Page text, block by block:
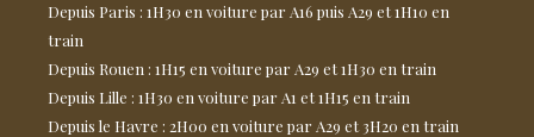
Depuis Paris : 1H30 en voiture par A16 puis A29 et 1H10 en
train
Depuis Rouen : 1H15 en voiture par A29 et 1H30 en train
Depuis Lille : 1H30 en voiture par A1 et 1H15 en train
Depuis le Havre : 2H00 en voiture par A29 et 3H20 en train